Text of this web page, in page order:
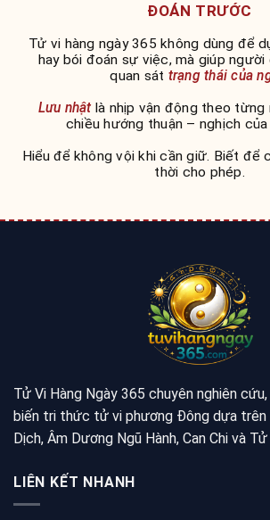
ĐOÁN TRƯỚC
Tử vi hàng ngày 365 không dùng để
hay bói đoán sự việc, mà giúp
quan sát trạng thái của
Lưu nhậtlà nhịp vận động theo từng
chiều hướng thuận – nghịch
Hiểu để không vội khi cần giữ. Biết để
thời cho phép.
Tử Vi Hàng Ngày 365 chuyên nghiên
biến tri thức tử vi phương Đông dựa trên
Dịch, Âm Dương Ngũ Hành, Can Chi và
LIÊN KẾT NHANH